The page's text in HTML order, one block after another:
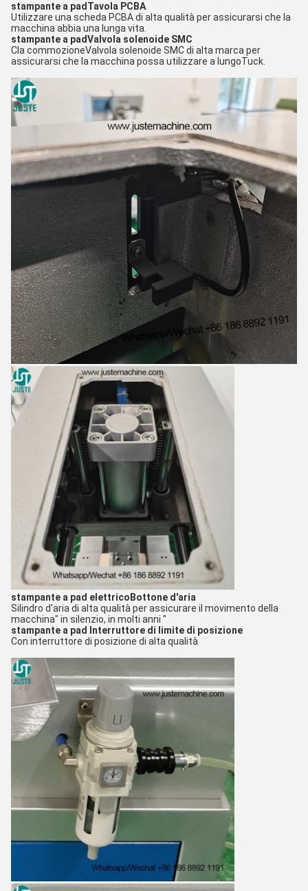
stampante a pad Tavola PCBA
Utilizzare una scheda PCBA di alta qualità per assicurarsi che la
macchina abbia una lunga vita.
stampante a padValvola solenoide SMC
Cla commozioneValvola solenoide SMC di alta marca per
assicurarsi che la macchina possa utilizzare a lungoTuck.
stampante a pad elettrico Bottone d'aria
Silindro d'aria di alta qualità per assicurare il movimento della
macchina" in silenzio, in molti anni "
stampante a pad
Interruttore di limite di posizione
Con interruttore di posizione di alta qualità